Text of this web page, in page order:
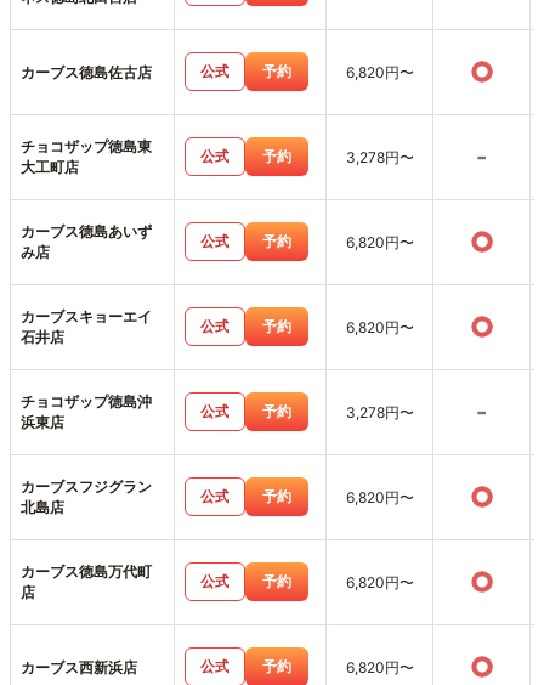
カーブス徳島佐古店 公式 予約 6,820円〜 ○
チョコザップ徳島東
大工町店
公式 予約 3,278円〜 -
カーブス徳島あいず
み店
公式 予約 6,820円〜 ○
カーブスキョーエイ
石井店
公式 予約 6,820円〜 ○
チョコザップ徳島沖
浜東店
公式 予約 3,278円〜 -
カーブスフジグラン
北島店
公式 予約 6,820円〜 ○
カーブス徳島万代町
店
公式 予約 6,820円〜 ○
カーブス西新浜店 公式 予約 6,820円〜 ○